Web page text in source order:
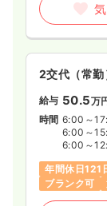
2交代（常勤
給与 50.5万
時間 6:00～
6:00～
6:00～
年間休日121
ブランク可